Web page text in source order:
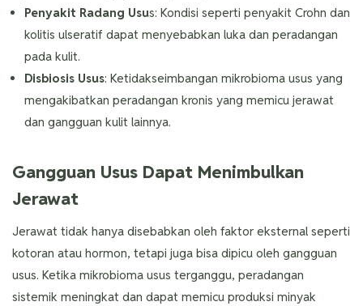
Penyakit Radang Usus: Kondisi seperti penyakit Crohn dan
kolitis ulseratif dapat menyebabkan luka dan peradangan
pada kulit.
Disbiosis Usus: Ketidakseimbangan mikrobioma usus yang
mengakibatkan peradangan kronis yang memicu jerawat
dan gangguan kulit lainnya.
Gangguan Usus Dapat Menimbulkan
Jerawat
Jerawat tidak hanya disebabkan oleh faktor eksternal seperti
kotoran atau hormon, tetapi juga bisa dipicu oleh gangguan
usus. Ketika mikrobioma usus terganggu, peradangan
sistemik meningkat dan dapat memicu produksi minyak